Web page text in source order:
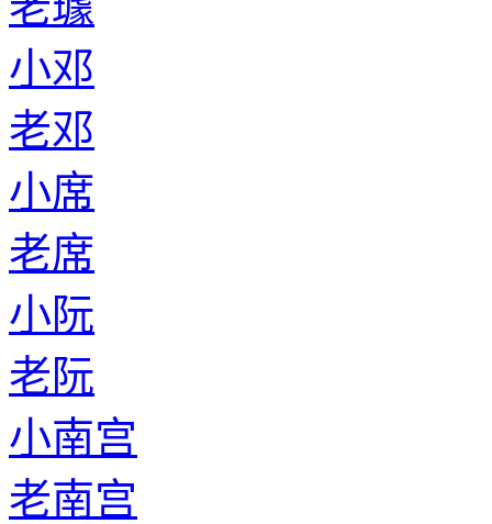
小邓
老邓
小席
老席
小阮
老阮
小南宫
老南宫